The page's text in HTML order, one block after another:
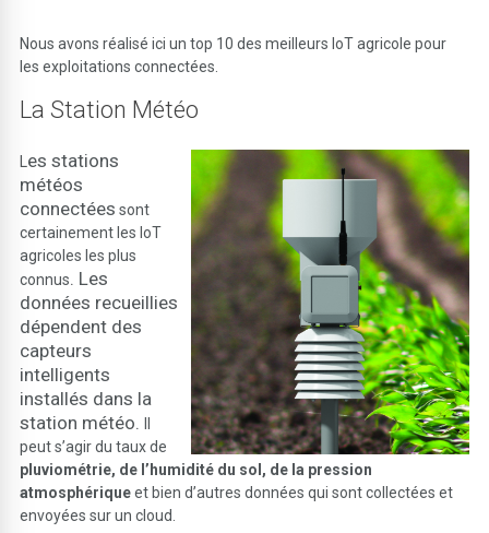
Nous avons réalisé ici un top 10 des meilleurs IoT agricole pour
les exploitations connectées.
La Station Météo
Les stations
météos
connectées sont
certainement les IoT
agricoles les plus
connus. Les
données recueillies
dépendent des
capteurs
intelligents
installés dans la
station météo.
peut s’agir du taux de
pluviométrie, de l’humidité du sol, de la pression
atmosphériqueet bien d’autres données qui sont collectées et
envoyées sur un cloud.